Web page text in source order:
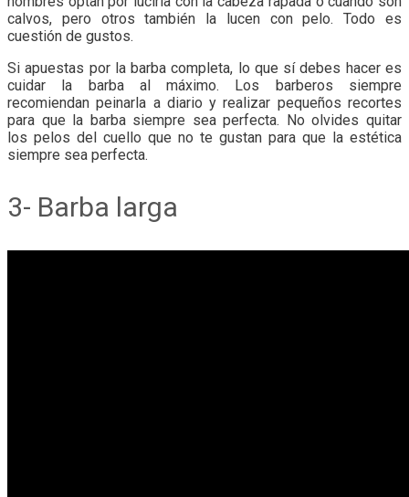
calvos, pero otros también la lucen con pelo. Todo es
cuestión de gustos.
Si apuestas por la barba completa, lo que sí debes hacer es
cuidar la barba al máximo. Los barberos siempre
recomiendan peinarla a diario y realizar pequeños recortes
para que la barba siempre sea perfecta. No olvides quitar
los pelos del cuello que no te gustan para que la estética
siempre sea perfecta.
3- Barba larga